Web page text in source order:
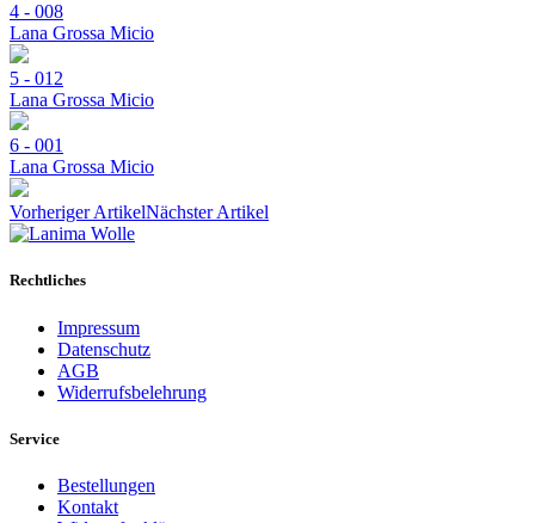
4 - 008
Lana Grossa Micio
5 - 012
Lana Grossa Micio
6 - 001
Lana Grossa Micio
Vorheriger ArtikelNächster Artikel
Rechtliches
Impressum
Datenschutz
AGB
Widerrufsbelehrung
Service
Bestellungen
Kontakt